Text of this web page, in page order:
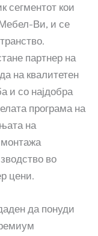
сегментот кои
Ви, и се
партнер на
на квалитетен
и со најдобра
програма на
на
монтажа
во
цени.
да понуди